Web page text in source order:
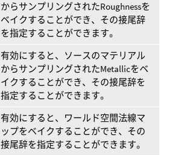
からサンプリングされたRoughnessを
ベイクすることができ、その接尾辞
を指定することができます。
有効にすると、ソースのマテリアル
からサンプリングされたMetallicをベ
イクすることができ、その接尾辞を
指定することができます。
有効にすると、ワールド空間法線マ
ップをベイクすることができ、その
接尾辞を指定することができます。